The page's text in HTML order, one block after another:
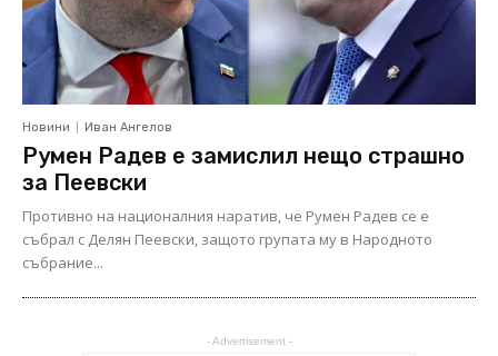
Новини Иван Ангелов
Румен Радев е замислил нещо страшно
за Пеевски
Противно на националния наратив, че Румен Радев се е
събрал с Делян Пеевски, защото групата му в Народното
събрание...
- Advertisement -